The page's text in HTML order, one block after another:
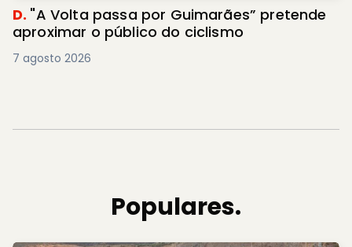
D. "A Volta passa por Guimarães” pretende
aproximar o público do ciclismo
7 agosto 2026
Populares.